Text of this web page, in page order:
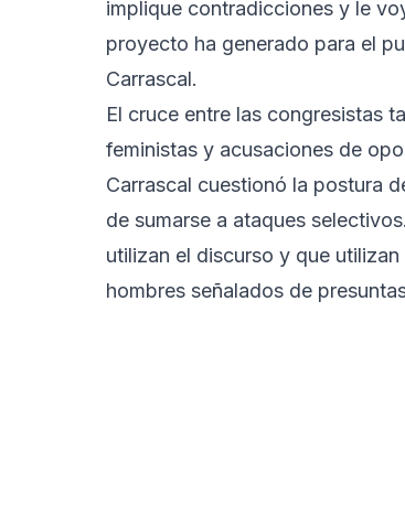
implique contradicciones y le
proyecto ha generado para el
Carrascal.
El cruce entre las congresistas
feministas y acusaciones de
Carrascal cuestionó la postura
de sumarse a ataques
utilizan el discurso y que
hombres señalados de